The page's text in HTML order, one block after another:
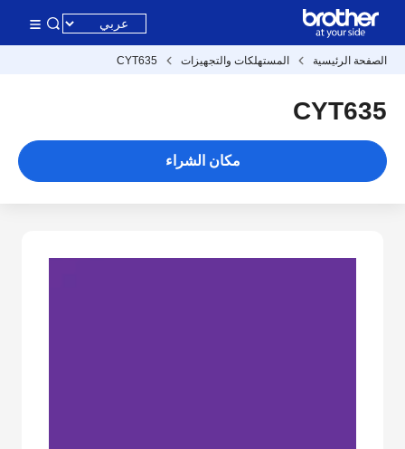
الصفحة الرئيسية المستهلكات والتجهيزات CYT635
CYT635
مكان الشراء